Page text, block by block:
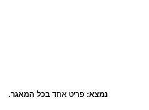
נמצא: פריט אחד בכל המאגר.